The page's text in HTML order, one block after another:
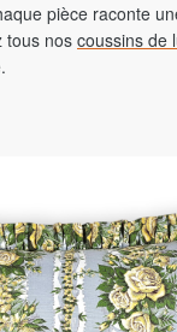
pièce raconte
tous nos coussins de